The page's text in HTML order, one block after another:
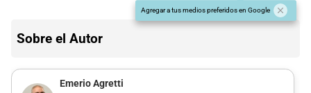
Agregar a tus medios preferidos en Google
Sobre el Autor
Emerio Agretti